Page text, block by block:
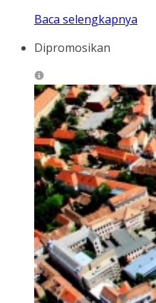
Baca selengkapnya
Dipromosikan